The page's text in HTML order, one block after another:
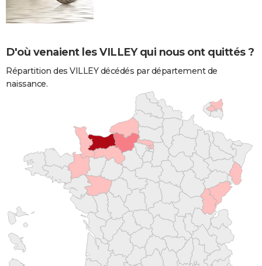
D'où venaient les VILLEY qui nous ont quittés ?
Répartition des VILLEY décédés par département de
naissance.